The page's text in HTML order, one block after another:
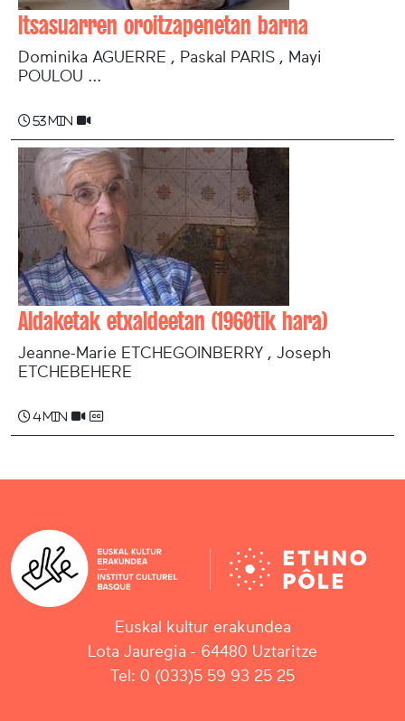
Itsasuarren oroitzapenetan barna
Dominika AGUERRE , Paskal PARIS , Mayi
POULOU ...
53 min
Aldaketak etxaldeetan (1960tik hara)
Jeanne-Marie ETCHEGOINBERRY , Joseph
ETCHEBEHERE
4 min
Euskal kultur erakundea
Lota Jauregia - 64480 Uztaritze
Tel: 0 (033)5 59 93 25 25